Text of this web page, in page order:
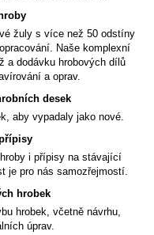
žuly s více než 50 odstíny
Naše komplexní
a dodávku hrobových dílů
a oprav.
desek
aby vypadaly jako nové.
i přípisy na stávající
je pro nás samozřejmostí.
hrobek
hrobek, včetně návrhu,
úprav.